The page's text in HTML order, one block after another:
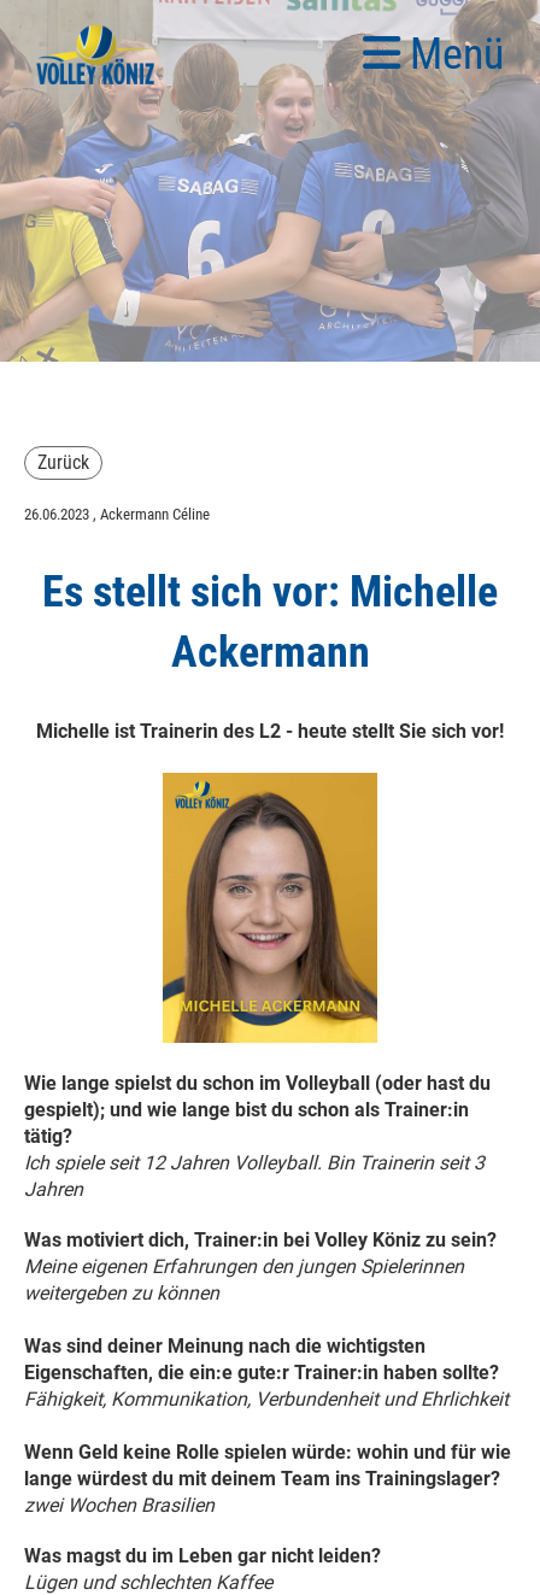
Menü
Zurück
26.06.2023 , Ackermann Céline
Es stellt sich vor: Michelle
Ackermann
Michelle ist Trainerin des L2 - heute stellt Sie sich vor!
Wie lange spielst du schon im Volleyball (oder hast du
gespielt); und wie lange bist du schon als Trainer:in
tätig?
Ich spiele seit 12 Jahren Volleyball. Bin Trainerin seit 3
Jahren
Was motiviert dich, Trainer:in bei Volley Köniz zu sein?
Meine eigenen Erfahrungen den jungen Spielerinnen
weitergeben zu können
Was sind deiner Meinung nach die wichtigsten
Eigenschaften, die ein:e gute:r Trainer:in haben sollte?
Fähigkeit, Kommunikation, Verbundenheit und Ehrlichkeit
Wenn Geld keine Rolle spielen würde: wohin und für wie
lange würdest du mit deinem Team ins Trainingslager?
zwei Wochen Brasilien
Was magst du im Leben gar nicht leiden?
Lügen und schlechten Kaffee